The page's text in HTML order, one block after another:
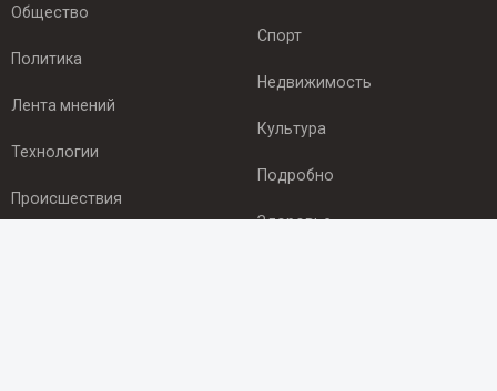
Общество
Политика
Лента мнений
Технологии
Происшествия
Спорт
Недвижимость
Культура
Подробно
Здоровье